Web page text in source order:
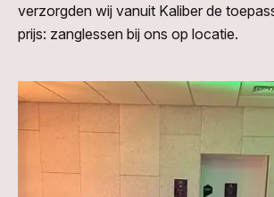
verzorgden wij vanuit Kaliber de
prijs: zanglessen bij ons op locatie.